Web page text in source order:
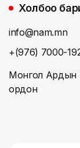
Холбоо
info@nam.mn
+(976) 7000-
Монгол Ардын
ордон